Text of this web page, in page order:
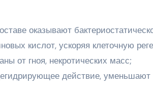
оказывают
кислот, ускоряя клеточную
от гноя, некротических масс;
действие, уменьшают